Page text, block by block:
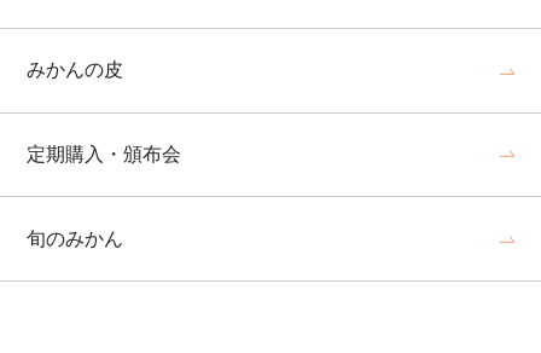
みかんの皮
定期購入・頒布会
旬のみかん